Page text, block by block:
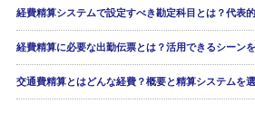
経費精算システムで設定すべき勘定科目とは？代表
経費精算に必要な出勤伝票とは？活用できるシーン
交通費精算とはどんな経費？概要と精算システムを